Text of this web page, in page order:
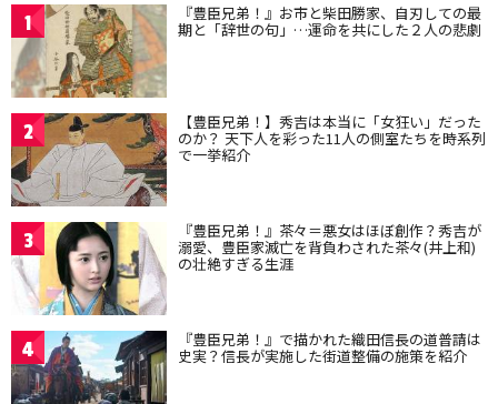
1 『豊臣兄弟！』お市と柴田勝家、自刃しての最
期と「辞世の句」…運命を共にした２人の悲劇
2 【豊臣兄弟！】秀吉は本当に「女狂い」だった
のか？ 天下人を彩った11人の側室たちを時系列
で一挙紹介
3 『豊臣兄弟！』茶々＝悪女はほぼ創作？秀吉が
溺愛、豊臣家滅亡を背負わされた茶々(井上和)
の壮絶すぎる生涯
4 『豊臣兄弟！』で描かれた織田信長の道普請は
史実？信長が実施した街道整備の施策を紹介